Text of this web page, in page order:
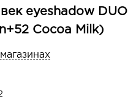
eyeshadow DUO
Cocoa Milk)